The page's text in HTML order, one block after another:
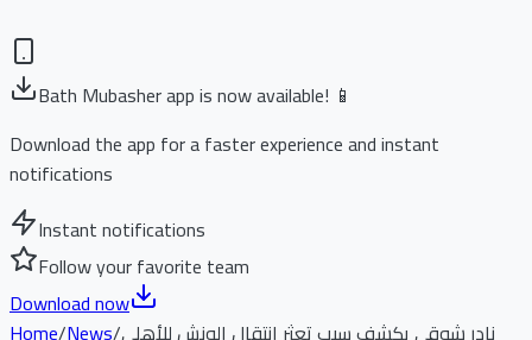
Bath Mubasher app is now available! 📱
Download the app for a faster experience and instant
notifications
Instant notifications
Follow your favorite team
Download now
Home/News/نادر شوقي يكشف سبب تعثر انتقال الونش للأهلي